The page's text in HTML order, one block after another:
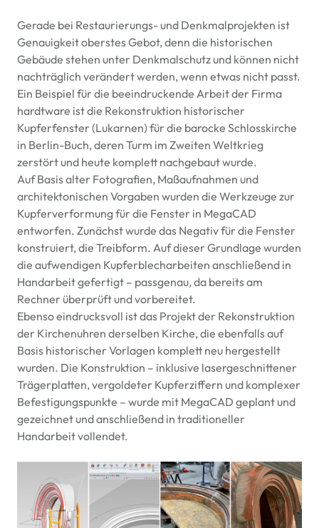
Gerade bei Restaurierungs- und Denkmalprojekten ist
Genauigkeit oberstes Gebot, denn die historischen
Gebäude stehen unter Denkmalschutz und können nicht
nachträglich verändert werden, wenn etwas nicht passt.
Ein Beispiel für die beeindruckende Arbeit der Firma
hardtware ist die Rekonstruktion historischer
Kupferfenster (Lukarnen) für die barocke Schlosskirche
in Berlin-Buch, deren Turm im Zweiten Weltkrieg
zerstört und heute komplett nachgebaut wurde.
Auf Basis alter Fotografien, Maßaufnahmen und
architektonischen Vorgaben wurden die Werkzeuge zur
Kupferverformung für die Fenster in MegaCAD
entworfen. Zunächst wurde das Negativ für die Fenster
konstruiert, die Treibform. Auf dieser Grundlage wurden
die aufwendigen Kupferblecharbeiten anschließend in
Handarbeit gefertigt – passgenau, da bereits am
Rechner überprüft und vorbereitet.
Ebenso eindrucksvoll ist das Projekt der Rekonstruktion
der Kirchenuhren derselben Kirche, die ebenfalls auf
Basis historischer Vorlagen komplett neu hergestellt
wurden. Die Konstruktion – inklusive lasergeschnittener
Trägerplatten, vergoldeter Kupferziffern und komplexer
Befestigungspunkte – wurde mit MegaCAD geplant und
gezeichnet und anschließend in traditioneller
Handarbeit vollendet.